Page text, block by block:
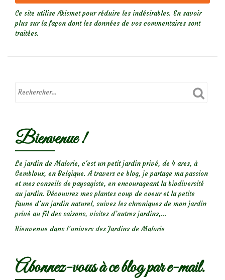
Ce site utilise Akismet pour réduire les indésirables. En savoir
plus sur la façon dont les données de vos commentaires sont
traitées.
Bienvenue !
Le jardin de Malorie, c'est un petit jardin privé, de 4 ares, à
Gembloux, en Belgique. A travers ce blog, je partage ma passion
et mes conseils de paysagiste, en encourageant la biodiversité
au jardin. Découvrez mes plantes coup de coeur et la petite
faune d’un jardin naturel, suivez les chroniques de mon jardin
privé au fil des saisons, visitez d’autres jardins,...
Bienvenue dans l’univers des Jardins de Malorie
Abonnez-vous à ce blog par e-mail.